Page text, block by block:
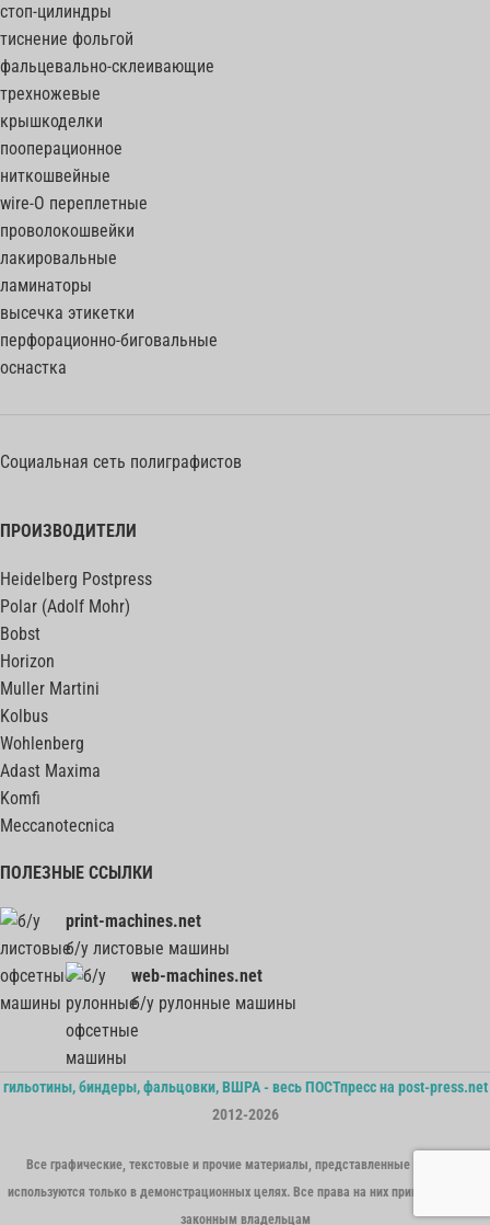
стоп-цилиндры
тиснение фольгой
фальцевально-склеивающие
трехножевые
крышкоделки
пооперационное
ниткошвейные
wire-O переплетные
проволокошвейки
лакировальные
ламинаторы
высечка этикетки
перфорационно-биговальные
оснастка
Социальная сеть полиграфистов
ПРОИЗВОДИТЕЛИ
Heidelberg Postpress
Polar (Adolf Mohr)
Bobst
Horizon
Muller Martini
Kolbus
Wohlenberg
Adast Maxima
Komfi
Meccanotecnica
ПОЛЕЗНЫЕ ССЫЛКИ
print-machines.net
б/у листовые машины
web-machines.net
б/у рулонные машины
гильотины, биндеры, фальцовки, ВШРА - весь ПОСТпресс на post-press.net
2012-2026
Все графические, текстовые и прочие материалы, представленные на сайте,
используются только в демонстрационных целях. Все права на них принадлежат их
законным владельцам